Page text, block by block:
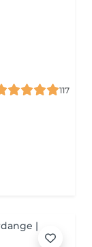
117